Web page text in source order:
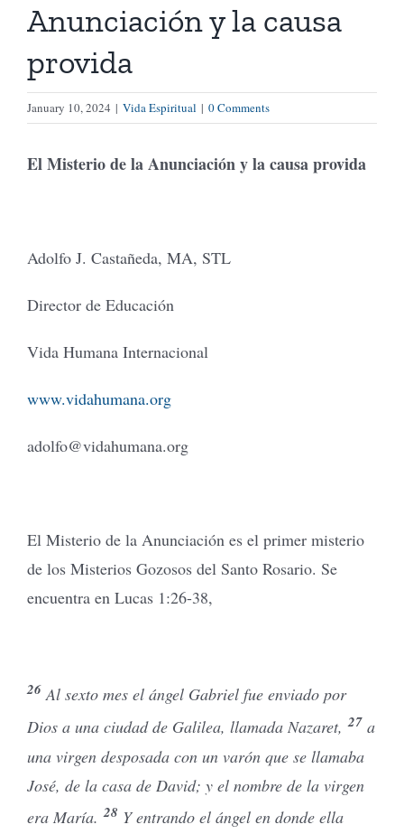
Buscar
Cómo Donar
Anunciación y la causa
provida
January 10, 2024 | Vida Espiritual | 0 Comments
El Misterio de la Anunciación y la causa provida
Adolfo J. Castañeda, MA, STL
Director de Educación
Vida Humana Internacional
www.vidahumana.org
adolfo@vidahumana.org
El Misterio de la Anunciación es el primer misterio
de los Misterios Gozosos del Santo Rosario. Se
encuentra en Lucas 1:26-38,
26 Al sexto mes el ángel Gabriel fue enviado por
Dios a una ciudad de Galilea, llamada Nazaret, 27 a
una virgen desposada con un varón que se llamaba
José, de la casa de David; y el nombre de la virgen
era María.28 Y entrando el ángel en donde ella